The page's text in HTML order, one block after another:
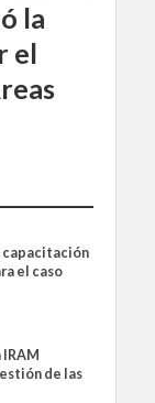
la
el
capacitación
el caso
de las